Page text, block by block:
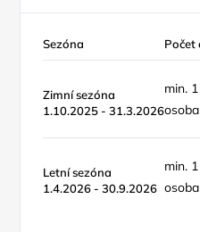
Sezóna Počet
Zimní sezóna
1.10.2025 - 31.3.2026
min. 1
osoba
Letní sezóna
1.4.2026 - 30.9.2026
min. 1
osoba